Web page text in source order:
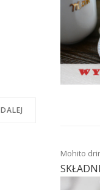
DALEJ
Mohito